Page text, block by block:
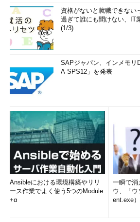
資格がないと就職できな
過ぎて誰にも聞けない、IT
(1/3)
SAPジャパン、インメモリ
A SPS12」を発表
Ansibleにおける環境構築やリリ
ース作業でよく使う5つのModule
+α
一瞬で消
ウ、「ウ
ent.exe